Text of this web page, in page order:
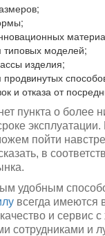
типовых моделей;
изделия;
продвинутых
и отказа от
пункта о более
пойти
в
удобным
всегда имеются
и сервис
сотрудниками и